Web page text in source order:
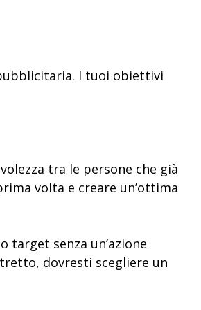
I tuoi obiettivi
tra le persone che già
volta e creare un’ottima
senza un’azione
dovresti scegliere un